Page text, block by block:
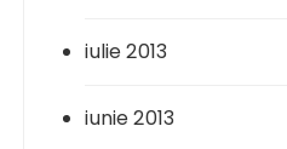
iulie 2013
iunie 2013